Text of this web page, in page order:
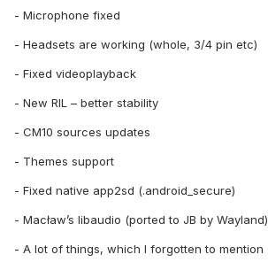
- Microphone fixed
- Headsets are working (whole, 3/4 pin etc)
- Fixed videoplayback
- New RIL – better stability
- CM10 sources updates
- Themes support
- Fixed native app2sd (.android_secure)
- Macław’s libaudio (ported to JB by Wayland)
- A lot of things, which I forgotten to mention